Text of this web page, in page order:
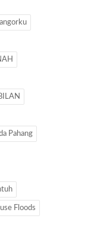
Pahang
Floods